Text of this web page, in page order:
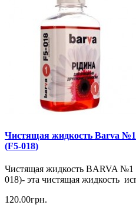
Чистящая жидкость Barva №1
(F5-018)
Чистящая жидкость BARVA
018)- эта чистящая жидкость
120.00грн.